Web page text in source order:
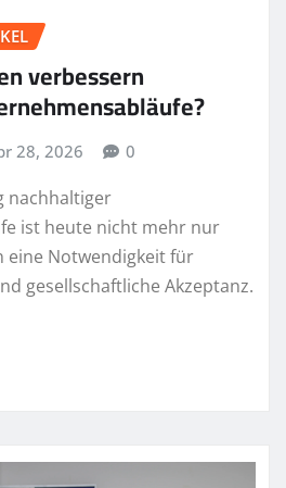
verbessern
28, 2026 0
nachhaltiger
ist heute nicht mehr nur
eine Notwendigkeit für
gesellschaftliche Akzeptanz.